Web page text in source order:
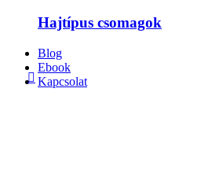

Hajtípus csomagok
Blog
Ebook
Kapcsolat